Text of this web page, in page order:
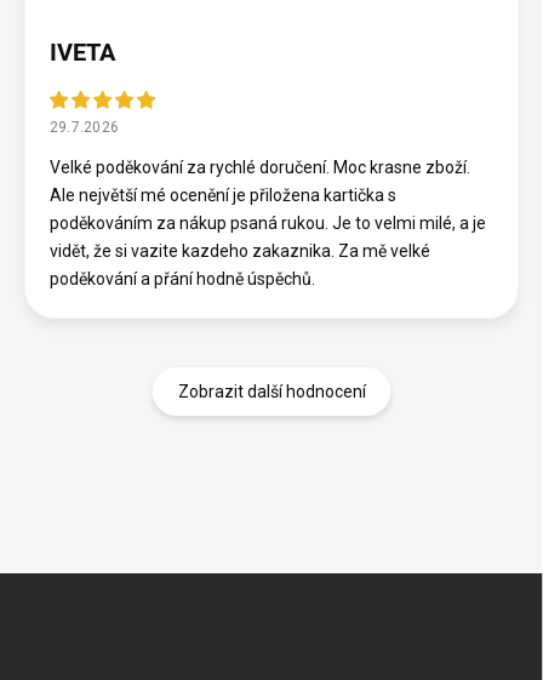
IVETA
29.7.2026
Velké poděkování za rychlé doručení. Moc krasne zboží.
Ale největší mé ocenění je přiložena kartička s
poděkováním za nákup psaná rukou. Je to velmi milé, a je
vidět, že si vazite kazdeho zakaznika. Za mě velké
poděkování a přání hodně úspěchů.
Zobrazit další hodnocení